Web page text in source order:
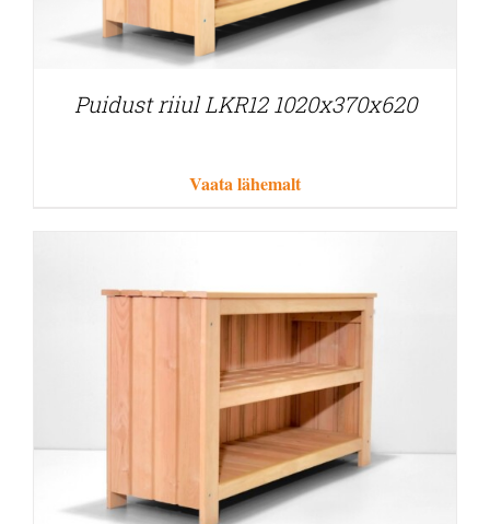
Puidust riiul LKR12 1020x370x620
Vaata lähemalt